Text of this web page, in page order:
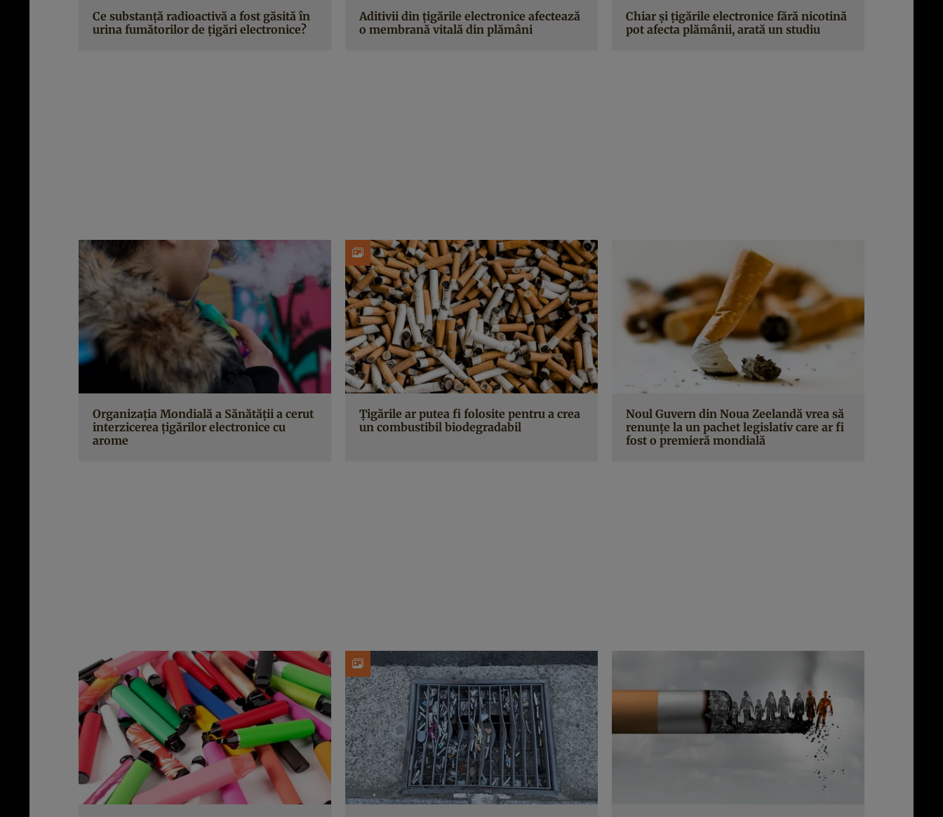
Ce substanță radioactivă a fost găsită în
urina fumătorilor de țigări electronice?
Aditivii din țigările electronice afectează
o membrană vitală din plămâni
Chiar și țigările electronice fără nicotină
pot afecta plămânii, arată un studiu
Organizația Mondială a Sănătății a cerut
interzicerea țigărilor electronice cu
arome
Țigările ar putea fi folosite pentru a crea
un combustibil biodegradabil
Noul Guvern din Noua Zeelandă vrea să
renunțe la un pachet legislativ care ar fi
fost o premieră mondială